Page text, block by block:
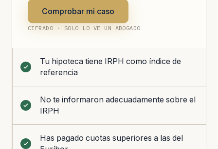
Comprobar mi caso
CIFRADO · SOLO LO VE UN ABOGADO
Tu hipoteca tiene IRPH como índice de
referencia
No te informaron adecuadamente sobre el
IRPH
Has pagado cuotas superiores a las del